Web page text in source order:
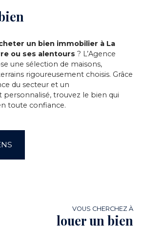
un bien immobilier à La
ou ses alentours ? L’Agence
une sélection de maisons,
rigoureusement choisis. Grâce
du secteur et un
trouvez le bien qui
toute confiance.
VOUS CHERCHEZ À
louer un bien